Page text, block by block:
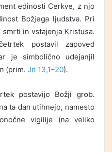
edinosti Cerkve, z njo
Božjega ljudstva. Pri
in vstajenja Kristusa.
postavil zapoved
je simbolično udejanjil
(prim. Jn 13,1–20).
postavijo Božji grob.
ta dan utihnejo, namesto
vigilije (na veliko